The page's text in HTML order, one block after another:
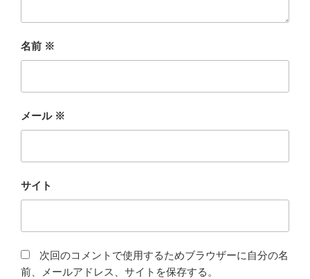
名前 ※
メール ※
サイト
次回のコメントで使用するためブラウザーに自分の名
前、メールアドレス、サイトを保存する。